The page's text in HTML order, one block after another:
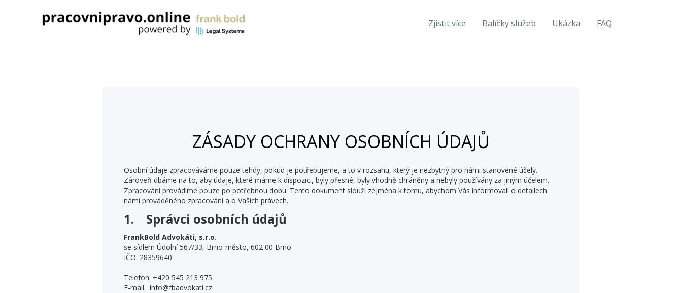
Zjistit více Balíčky služeb Ukázka FAQ
ZÁSADY OCHRANY OSOBNÍCH ÚDAJŮ
Osobní údaje zpracováváme pouze tehdy, pokud je potřebujeme, a to v rozsahu, který je nezbytný pro námi stanovené účely.
Zároveň dbáme na to, aby údaje, které máme k dispozici, byly přesné, byly vhodně chráněny a nebyly používány za jiným účelem.
Zpracování provádíme pouze po potřebnou dobu. Tento dokument slouží zejména k tomu, abychom Vás informovali o detailech
námi prováděného zpracování a o Vašich právech.
1. Správci osobních údajů
FrankBold Advokáti, s.r.o.
se sídlem Údolní 567/33, Brno-město, 602 00 Brno
IČO: 28359640
Telefon: +420 545 213 975
E-mail: info@fbadvokati.cz